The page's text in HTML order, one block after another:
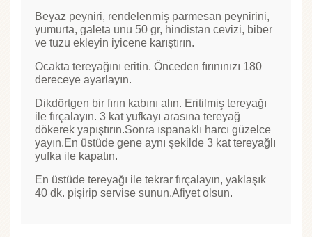
Beyaz peyniri, rendelenmiş parmesan peynirini,
yumurta, galeta unu 50 gr, hindistan cevizi, biber
ve tuzu ekleyin iyicene karıştırın.
Ocakta tereyağını eritin. Önceden fırınınızı 180
dereceye ayarlayın.
Dikdörtgen bir fırın kabını alın. Eritilmiş tereyağı
ile fırçalayın. 3 kat yufkayı arasına tereyağ
dökerek yapıştırın.Sonra ıspanaklı harcı güzelce
yayın.En üstüde gene aynı şekilde 3 kat tereyağlı
yufka ile kapatın.
En üstüde tereyağı ile tekrar fırçalayın, yaklaşık
40 dk. pişirip servise sunun.Afiyet olsun.